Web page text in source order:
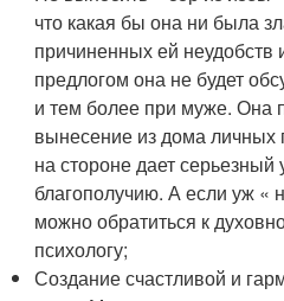
что какая бы она ни была
причиненных ей неудобств
предлогом она не будет
и тем более при муже. Она
вынесение из дома
на стороне дает
благополучию. А если уж «
можно обратиться к
психологу;
Создание счастливой и